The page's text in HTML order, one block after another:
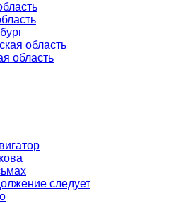
область
область
следует